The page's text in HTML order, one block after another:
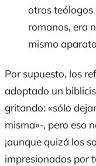
otros teólogos
romanos, era
mismo
Por supuesto, los
adoptado un
gritando: «sólo
misma»-, pero eso
¡aunque quizá los
impresionados por